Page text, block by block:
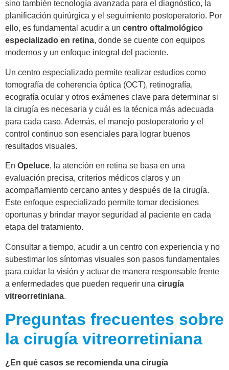
sino también tecnología avanzada para el diagnóstico, la
planificación quirúrgica y el seguimiento postoperatorio. Por
ello, es fundamental acudir a un centro oftalmológico
especializado en retina, donde se cuente con equipos
modernos y un enfoque integral del paciente.
Un centro especializado permite realizar estudios como
tomografía de coherencia óptica (OCT), retinografía,
ecografía ocular y otros exámenes clave para determinar si
la cirugía es necesaria y cuál es la técnica más adecuada
para cada caso. Además, el manejo postoperatorio y el
control continuo son esenciales para lograr buenos
resultados visuales.
En Opeluce, la atención en retina se basa en una
evaluación precisa, criterios médicos claros y un
acompañamiento cercano antes y después de la cirugía.
Este enfoque especializado permite tomar decisiones
oportunas y brindar mayor seguridad al paciente en cada
etapa del tratamiento.
Consultar a tiempo, acudir a un centro con experiencia y no
subestimar los síntomas visuales son pasos fundamentales
para cuidar la visión y actuar de manera responsable frente
a enfermedades que pueden requerir una cirugía
vitreorretiniana.
Preguntas frecuentes sobre
la cirugía vitreorretiniana
¿En qué casos se recomienda una cirugía